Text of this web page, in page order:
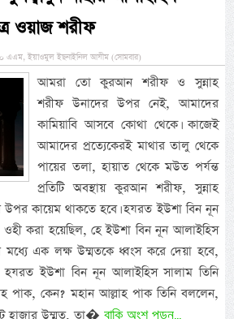
ওয়াজ শরীফ
এএম, ইয়াওমুল ইছনাইনিল আযীম (সোমবার)
আমরা তো কুরআন শরীফ ও সুন্নাহ
শরীফ উনাদের উপর নেই, আমাদের
কামিয়াবি আসবে কোথা থেকে। কাজেই
আমাদের প্রত্যেকেরই মাথার তালু থেকে
পায়ের তলা, হায়াত থেকে মউত পর্যন্ত
প্রতিটি অবস্থায় কুরআন শরীফ, সুন্নাহ
উপর কায়েম থাকতে হবে। হযরত ইউশা বিন নূন
করা হয়েছিল, হে ইউশা বিন নূন আলাইহিস
এক লক্ষ উম্মতকে ধ্বংস করে দেয়া হবে,
ইউশা বিন নূন আলাইহিস সালাম তিনি
পাক, কেন? মহান আল্লাহ পাক তিনি বললেন,
হাজার উম্মত, তা�বাকি অংশ পড়ুন...